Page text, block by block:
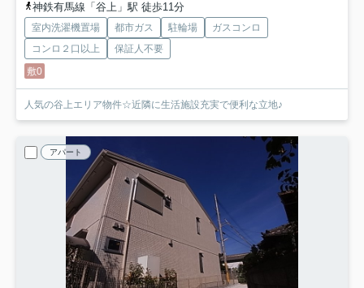
神鉄有馬線「谷上」駅 徒歩11分
室内洗濯機置場 都市ガス 駐輪場
ガスコンロ
コンロ２口以上
保証人不要
敷0
人気の谷上エリア物件☆近隣に生活施設充実で便利な立地♪
アパート